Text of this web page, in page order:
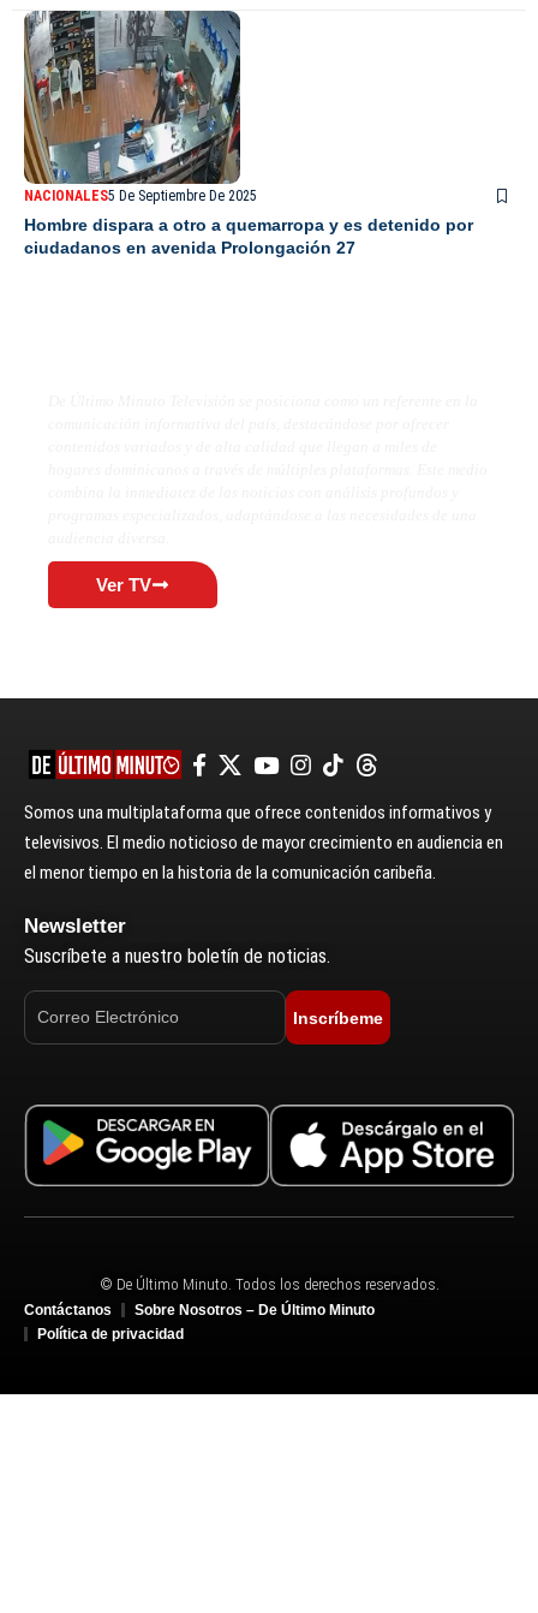
NACIONALES5 De Septiembre De 2025
Hombre dispara a otro a quemarropa y es detenido por
ciudadanos en avenida Prolongación 27
Ver TV
Somos una multiplataforma que ofrece contenidos informativos y
televisivos. El medio noticioso de mayor crecimiento en audiencia en
el menor tiempo en la historia de la comunicación caribeña.
Newsletter
Suscríbete a nuestro boletín de noticias.
Inscríbeme
© De Último Minuto. Todos los derechos reservados.
Contáctanos
Sobre Nosotros – De Último Minuto
Política de privacidad